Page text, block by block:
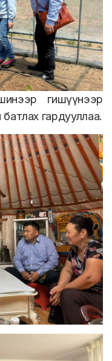
гишүүнээр
гардууллаа.